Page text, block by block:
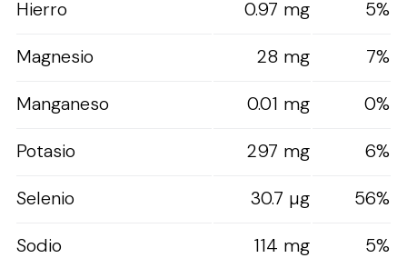
Hierro 0.97 mg
5%
Magnesio
28 mg
7%
Manganeso
0.01 mg
0%
Potasio
297 mg
6%
Selenio
30.7 µg
56%
Sodio
114 mg 5%